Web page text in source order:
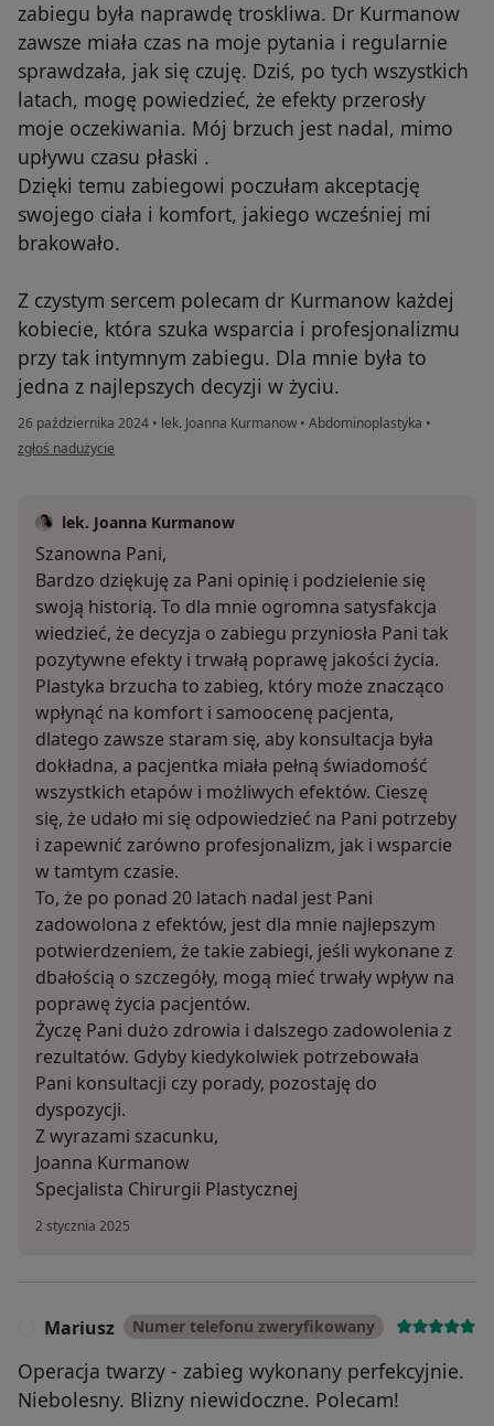
zabiegu była naprawdę troskliwa. Dr Kurmanow
zawsze miała czas na moje pytania i regularnie
sprawdzała, jak się czuję. Dziś, po tych wszystkich
latach, mogę powiedzieć, że efekty przerosły
moje oczekiwania. Mój brzuch jest nadal, mimo
upływu czasu płaski .
Dzięki temu zabiegowi poczułam akceptację
swojego ciała i komfort, jakiego wcześniej mi
brakowało.
Z czystym sercem polecam dr Kurmanow każdej
kobiecie, która szuka wsparcia i profesjonalizmu
przy tak intymnym zabiegu. Dla mnie była to
jedna z najlepszych decyzji w życiu.
26 października 2024 • lek. Joanna Kurmanow • Abdominoplastyka •
w opinii użytkownika EWA
zgłoś nadużycie
lek. Joanna Kurmanow
Szanowna Pani,
Bardzo dziękuję za Pani opinię i podzielenie się
swoją historią. To dla mnie ogromna satysfakcja
wiedzieć, że decyzja o zabiegu przyniosła Pani tak
pozytywne efekty i trwałą poprawę jakości życia.
Plastyka brzucha to zabieg, który może znacząco
wpłynąć na komfort i samoocenę pacjenta,
dlatego zawsze staram się, aby konsultacja była
dokładna, a pacjentka miała pełną świadomość
wszystkich etapów i możliwych efektów. Cieszę
się, że udało mi się odpowiedzieć na Pani potrzeby
i zapewnić zarówno profesjonalizm, jak i wsparcie
w tamtym czasie.
To, że po ponad 20 latach nadal jest Pani
zadowolona z efektów, jest dla mnie najlepszym
potwierdzeniem, że takie zabiegi, jeśli wykonane z
dbałością o szczegóły, mogą mieć trwały wpływ na
poprawę życia pacjentów.
Życzę Pani dużo zdrowia i dalszego zadowolenia z
rezultatów. Gdyby kiedykolwiek potrzebowała
Pani konsultacji czy porady, pozostaję do
dyspozycji.
Z wyrazami szacunku,
Joanna Kurmanow
Specjalista Chirurgii Plastycznej
2 stycznia 2025
Mariusz Numer telefonu zweryfikowany
Operacja twarzy - zabieg wykonany perfekcyjnie.
Niebolesny. Blizny niewidoczne. Polecam!